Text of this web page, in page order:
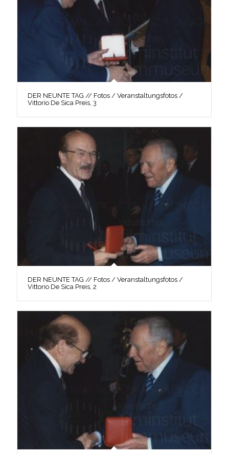
DER NEUNTE TAG // Fotos / Veranstaltungsfotos /
Vittorio De Sica Preis, 3
DER NEUNTE TAG // Fotos / Veranstaltungsfotos /
Vittorio De Sica Preis, 2